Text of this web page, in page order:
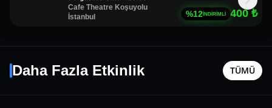
Cafe Theatre Koşuyolu
İstanbul
%12İNDİRİMLİ 400₺
Daha Fazla Etkinlik TÜMÜ
Eskişehir
•Vehbi Koç Kongre Merkezi
12
Eskişehir